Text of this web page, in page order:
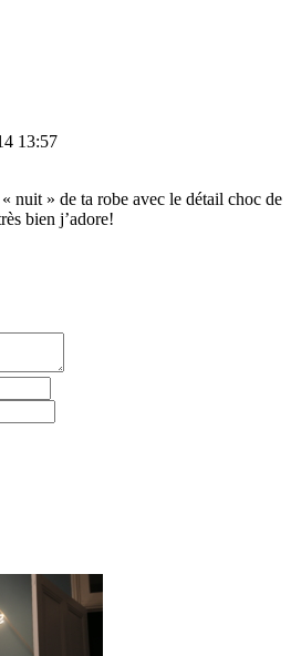
13:57
nuit » de ta robe avec le détail choc de
bien j’adore!